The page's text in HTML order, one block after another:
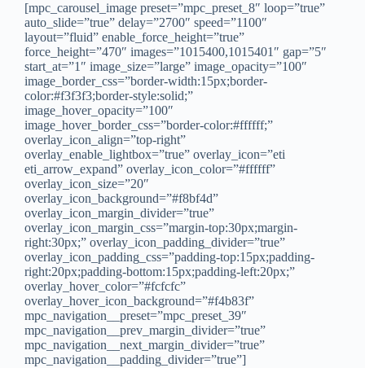
[mpc_carousel_image preset=”mpc_preset_8″ loop=”true”
auto_slide=”true” delay=”2700″ speed=”1100″
layout=”fluid” enable_force_height=”true”
force_height=”470″ images=”1015400,1015401″ gap=”5″
start_at=”1″ image_size=”large” image_opacity=”100″
image_border_css=”border-width:15px;border-
color:#f3f3f3;border-style:solid;”
image_hover_opacity=”100″
image_hover_border_css=”border-color:#ffffff;”
overlay_icon_align=”top-right”
overlay_enable_lightbox=”true” overlay_icon=”eti
eti_arrow_expand” overlay_icon_color=”#ffffff”
overlay_icon_size=”20″
overlay_icon_background=”#f8bf4d”
overlay_icon_margin_divider=”true”
overlay_icon_margin_css=”margin-top:30px;margin-
right:30px;” overlay_icon_padding_divider=”true”
overlay_icon_padding_css=”padding-top:15px;padding-
right:20px;padding-bottom:15px;padding-left:20px;”
overlay_hover_color=”#fcfcfc”
overlay_hover_icon_background=”#f4b83f”
mpc_navigation__preset=”mpc_preset_39″
mpc_navigation__prev_margin_divider=”true”
mpc_navigation__next_margin_divider=”true”
mpc_navigation__padding_divider=”true”]